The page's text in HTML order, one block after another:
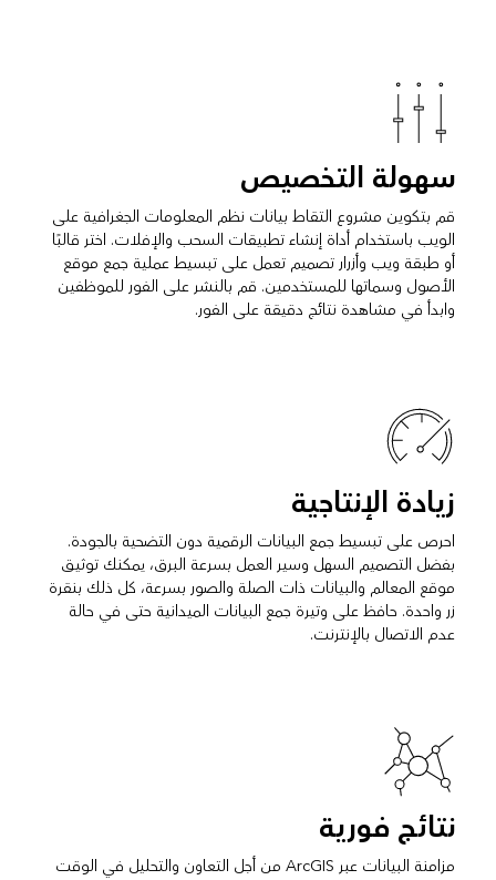
سهولة التخصيص
قم بتكوين مشروع التقاط بيانات نظم المعلومات الجغرافية على
الويب باستخدام أداة إنشاء تطبيقات السحب والإفلات. اختر قالبًا
أو طبقة ويب وأزرار تصميم تعمل على تبسيط عملية جمع موقع
الأصول وسماتها للمستخدمين. قم بالنشر على الفور للموظفين
وابدأ في مشاهدة نتائج دقيقة على الفور.
زيادة الإنتاجية
احرص على تبسيط جمع البيانات الرقمية دون التضحية بالجودة.
بفضل التصميم السهل وسير العمل بسرعة البرق، يمكنك توثيق
موقع المعالم والبيانات ذات الصلة والصور بسرعة، كل ذلك بنقرة
زر واحدة. حافظ على وتيرة جمع البيانات الميدانية حتى في حالة
عدم الاتصال بالإنترنت.
نتائج فورية
مزامنة البيانات عبر ArcGIS من أجل التعاون والتحليل في الوقت